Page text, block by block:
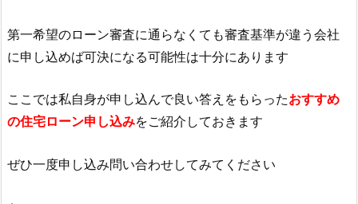
第一希望のローン審査に通らなくても審査基準が違う会社
に申し込めば可決になる可能性は十分にあります
ここでは私自身が申し込んで良い答えをもらったおすすめ
の住宅ローン申し込みをご紹介しておきます
ぜひ一度申し込み問い合わせしてみてください